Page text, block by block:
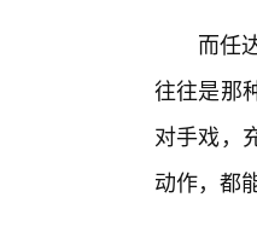
而任
往往是那
对手戏，
动作，都